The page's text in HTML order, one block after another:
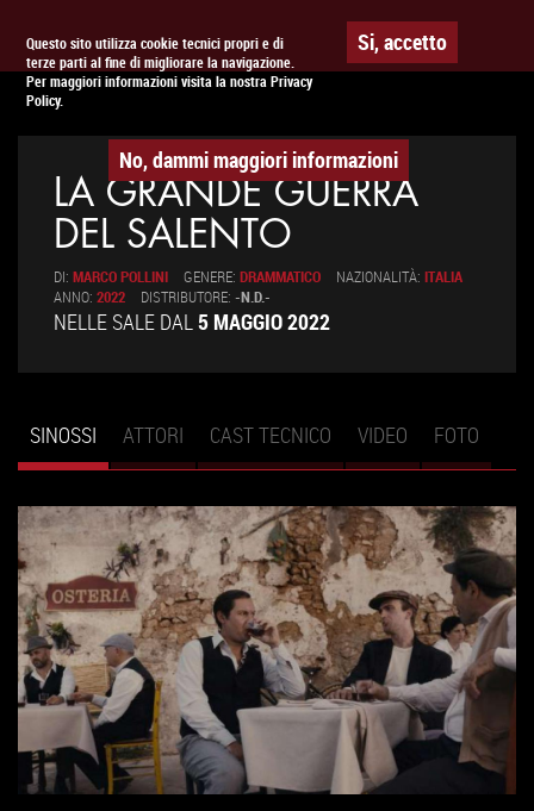
Questo sito utilizza cookie tecnici propri e di
terze parti al fine di migliorare la navigazione.
Per maggiori informazioni visita la nostra Privacy
Policy.
Si, accetto
No, dammi maggiori informazioni
APPUNTAMENTO AL CINEMA
LA GRANDE GUERRA
DEL SALENTO
DI: MARCO POLLINI GENERE: DRAMMATICO NAZIONALITÀ: ITALIA
ANNO: 2022 DISTRIBUTORE: -N.D.-
NELLE SALE DAL5 MAGGIO 2022
Schede primarie
SINOSSI (SCHEDA
ATTIVA)
ATTORI CAST TECNICO VIDEO FOTO